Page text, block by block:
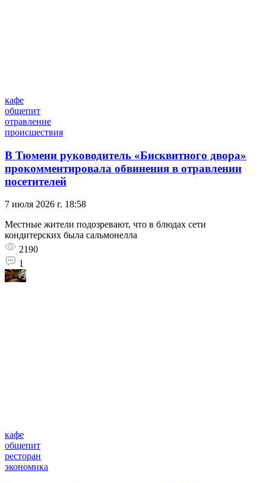
кафе
общепит
отравление
происшествия
В Тюмени руководитель «Бисквитного двора»
прокомментировала обвинения в отравлении
посетителей
7 июля 2026 г. 18:58
Местные жители подозревают, что в блюдах сети
кондитерских была сальмонелла
2190
1
кафе
общепит
ресторан
экономика